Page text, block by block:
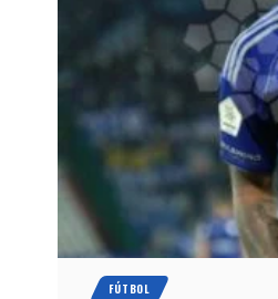
FÚTBOL